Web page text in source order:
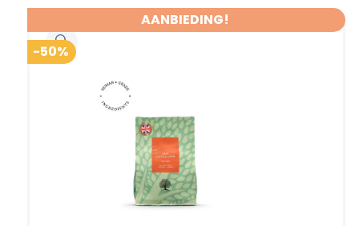
AANBIEDING!
-50%